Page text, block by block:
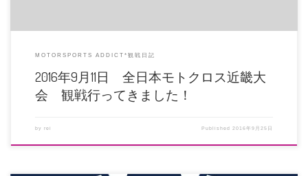
MOTORSPORTS ADDICT*観戦日記
2016年9月11日 全日本モトクロス近畿大
会 観戦行ってきました！
by rei Published 2016年9月25日